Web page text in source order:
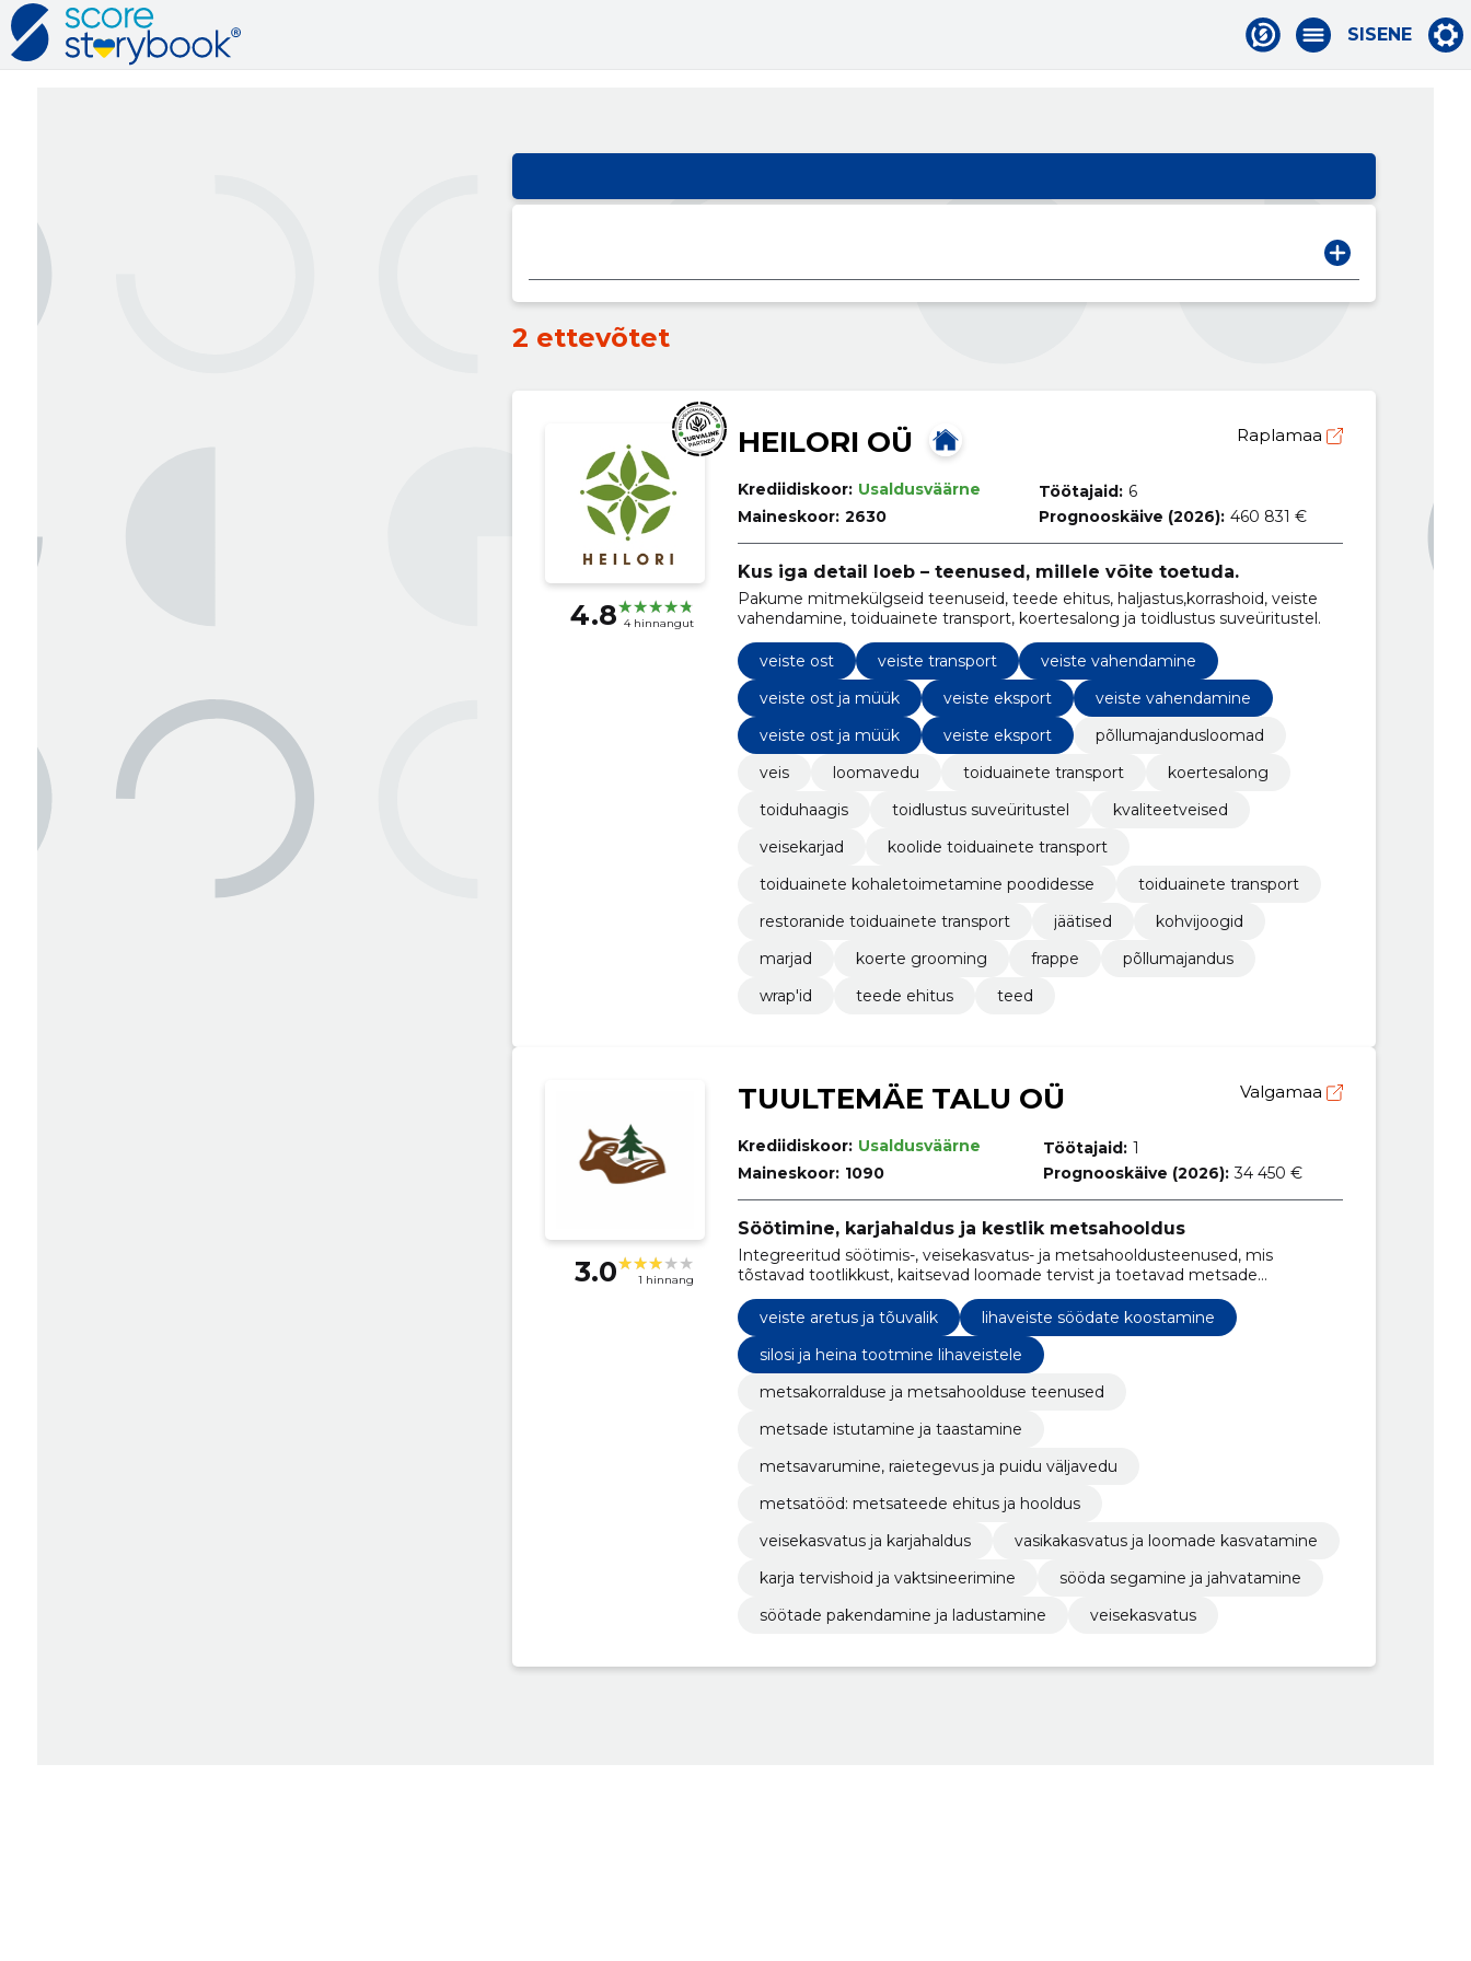
SISENE
2 ettevõtet
4.8 4 hinnangut
HEILORI OÜ Raplamaa
Krediidiskoor: Usaldusväärne
Maineskoor: 2630
Töötajaid: 6
Prognooskäive (2026): 460 831 €
Kus iga detail loeb – teenused, millele võite toetuda.
Pakume mitmekülgseid teenuseid, teede ehitus, haljastus,korrashoid, veiste
vahendamine, toiduainete transport, koertesalong ja toidlustus suveüritustel.
veiste ost veiste transport
veiste vahendamine
veiste ost ja müük
veiste eksport
veiste vahendamine
veiste ost ja müük
veiste eksport
põllumajandusloomad
veis
loomavedu toiduainete transport
koertesalong
toiduhaagis
toidlustus suveüritustel
kvaliteetveised
veisekarjad
koolide toiduainete transport
toiduainete kohaletoimetamine poodidesse
toiduainete transport
restoranide toiduainete transport
jäätised
kohvijoogid
marjad
koerte grooming frappe
põllumajandus
wrap'id
teede ehitus teed
3.0 1 hinnang
TUULTEMÄE TALU OÜ Valgamaa
Krediidiskoor: Usaldusväärne
Maineskoor: 1090
Töötajaid: 1
Prognooskäive (2026): 34 450 €
Söötimine, karjahaldus ja kestlik metsahooldus
Integreeritud söötimis-, veisekasvatus- ja metsahooldusteenused, mis
tõstavad tootlikkust, kaitsevad loomade tervist ja toetavad metsade
veiste aretus ja tõuvalik
lihaveiste söödate koostamine
silosi ja heina tootmine lihaveistele
metsakorralduse ja metsahoolduse teenused
metsade istutamine ja taastamine
metsavarumine, raietegevus ja puidu väljavedu
metsatööd: metsateede ehitus ja hooldus
veisekasvatus ja karjahaldus
vasikakasvatus ja loomade kasvatamine
karja tervishoid ja vaktsineerimine
sööda segamine ja jahvatamine
söötade pakendamine ja ladustamine
veisekasvatus